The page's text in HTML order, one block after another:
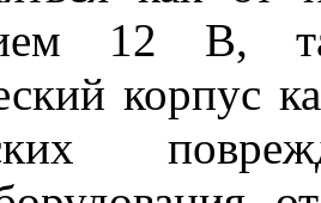
12 В,
корпус